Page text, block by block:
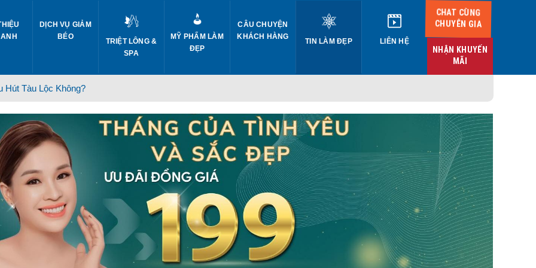
DỊCH VỤ GIẢM
BÉO
TRIỆT LÔNG &
SPA
MỸ PHẨM LÀM
ĐẸP
CÂU CHUYỆN
KHÁCH HÀNG
TIN LÀM ĐẸP LIÊN HỆ
CHAT CÙNG
CHUYÊN GIA
NHẬN KHUYẾN
MÃI
Hút Tàu Lộc Không?